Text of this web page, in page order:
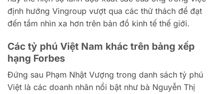
định hướng Vingroup vượt qua các thử thách để đạt
đến tầm nhìn xa hơn trên bản đồ kinh tế thế giới.
Các tỷ phú Việt Nam khác trên bảng xếp
hạng Forbes
Đứng sau Phạm Nhật Vượng trong danh sách tỷ phú
Việt là các doanh nhân nổi bật như bà Nguyễn Thị